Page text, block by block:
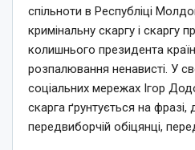
спільноти в Республіці
кримінальну скаргу і скаргу
колишнього президента
розпалювання ненависті. У
соціальних мережах Ігор
скарга ґрунтується на фразі,
передвиборчій обіцянці,